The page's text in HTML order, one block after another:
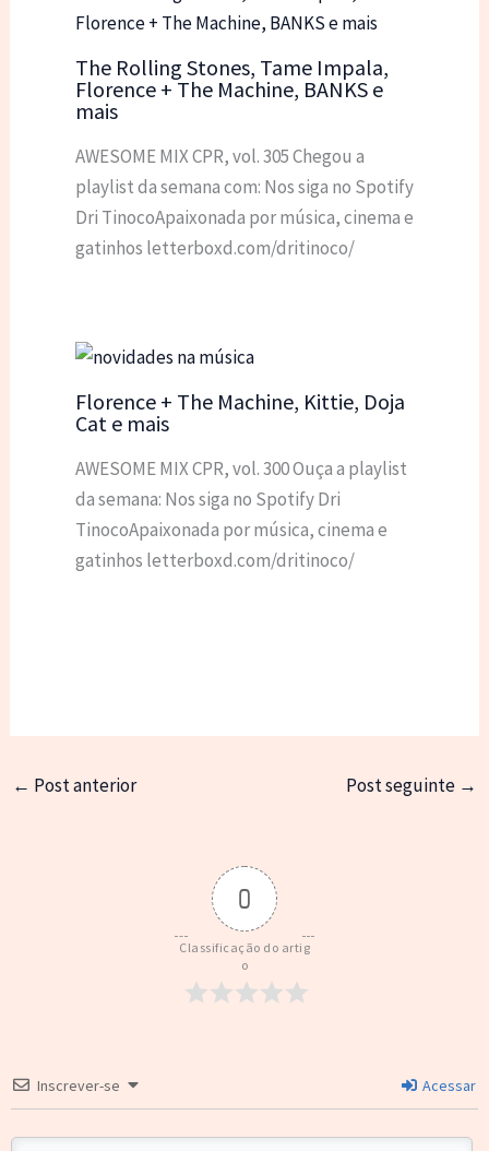
The Rolling Stones, Tame Impala,
Florence + The Machine, BANKS e
mais
AWESOME MIX CPR, vol. 305 Chegou a
playlist da semana com: Nos siga no Spotify
Dri TinocoApaixonada por música, cinema e
gatinhos letterboxd.com/dritinoco/
Florence + The Machine, Kittie, Doja
Cat e mais
AWESOME MIX CPR, vol. 300 Ouça a playlist
da semana: Nos siga no Spotify Dri
TinocoApaixonada por música, cinema e
gatinhos letterboxd.com/dritinoco/
← Post anterior Post seguinte →
0
Classificação do artig
o
Inscrever-se Acessar